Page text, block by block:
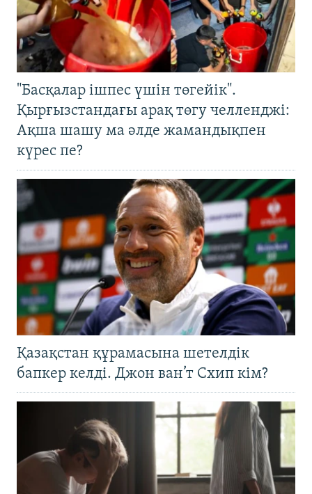
"Басқалар ішпес үшін төгейік".
Қырғызстандағы арақ төгу челленджі:
Ақша шашу ма әлде жамандықпен
күрес пе?
Қазақстан құрамасына шетелдік
бапкер келді. Джон ван’т Схип кім?